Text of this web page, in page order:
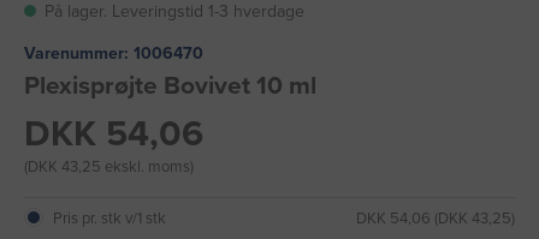
På lager. Leveringstid 1-3 hverdage
Varenummer: 1006470
Plexisprøjte Bovivet 10 ml
DKK 54,06
(DKK 43,25 ekskl. moms)
Pris pr. stk v/1 stk DKK 54,06 (DKK 43,25)